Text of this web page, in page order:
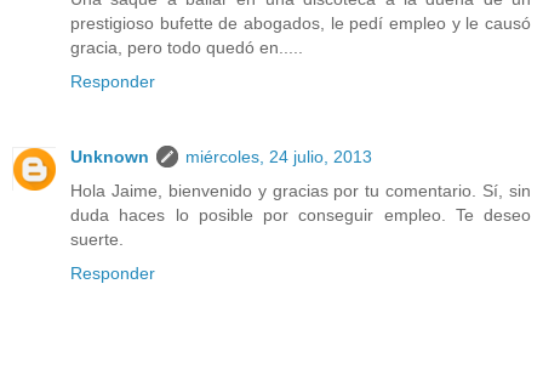
prestigioso bufette de abogados, le pedí empleo y le causó
gracia, pero todo quedó en.....
Responder
Unknown
miércoles, 24 julio, 2013
Hola Jaime, bienvenido y gracias por tu comentario. Sí, sin
duda haces lo posible por conseguir empleo. Te deseo
suerte.
Responder